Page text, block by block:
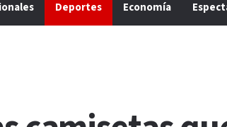
Deportes Economía